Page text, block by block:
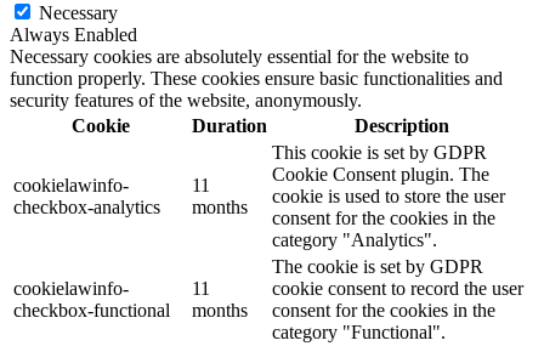
Necessary
Always Enabled
Necessary cookies are absolutely essential for the website to
function properly. These cookies ensure basic functionalities and
security features of the website, anonymously.
Cookie
Duration Description
cookielawinfo-
checkbox-analytics
11
months
This cookie is set by GDPR
Cookie Consent plugin. The
cookie is used to store the user
consent for the cookies in the
category "Analytics".
cookielawinfo-
checkbox-functional
11
months
The cookie is set by GDPR
cookie consent to record the user
consent for the cookies in the
category "Functional".